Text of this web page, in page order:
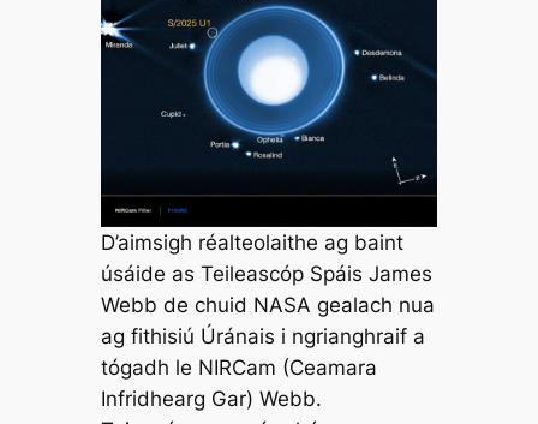
D’aimsigh réalteolaithe ag baint
úsáide as Teileascóp Spáis James
Webb de chuid NASA gealach nua
ag fithisiú Úránais i ngrianghraif a
tógadh le NIRCam (Ceamara
Infridhearg Gar) Webb.